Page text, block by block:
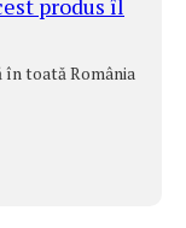
produs îl
toată România